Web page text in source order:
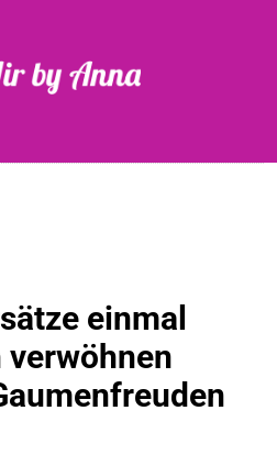
einmal
verwöhnen